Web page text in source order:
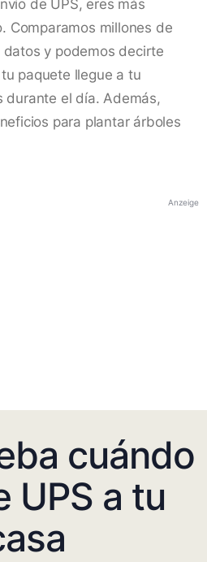
de UPS, eres más
Comparamos millones de
y podemos decirte
paquete llegue a tu
durante el día. Además,
para plantar árboles
Anzeige
cuándo
UPS a tu